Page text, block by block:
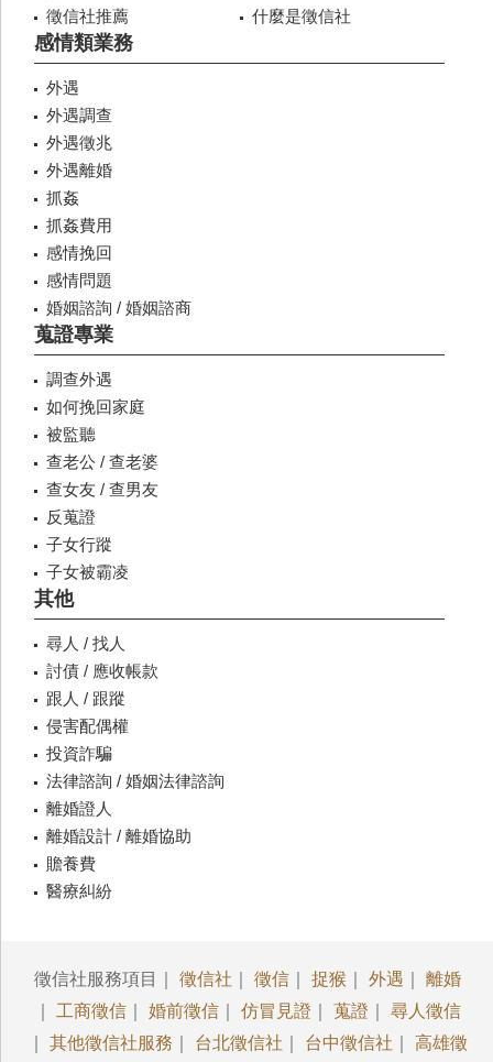
徵信社推薦
什麼是徵信社
感情類業務
外遇
外遇調查
外遇徵兆
外遇離婚
抓姦
抓姦費用
感情挽回
感情問題
婚姻諮詢 / 婚姻諮商
蒐證專業
調查外遇
如何挽回家庭
被監聽
查老公 / 查老婆
查女友 / 查男友
反蒐證
子女行蹤
子女被霸凌
其他
尋人 / 找人
討債 / 應收帳款
跟人 / 跟蹤
侵害配偶權
投資詐騙
法律諮詢 / 婚姻法律諮詢
離婚證人
離婚設計 / 離婚協助
贍養費
醫療糾紛
徵信社服務項目｜ 徵信社 徵信 捉猴 外遇
離婚
工商徵信 婚前徵信 仿冒見證 蒐證
尋人徵信
其他徵信社服務 台北徵信社 台中徵信社 高雄徵